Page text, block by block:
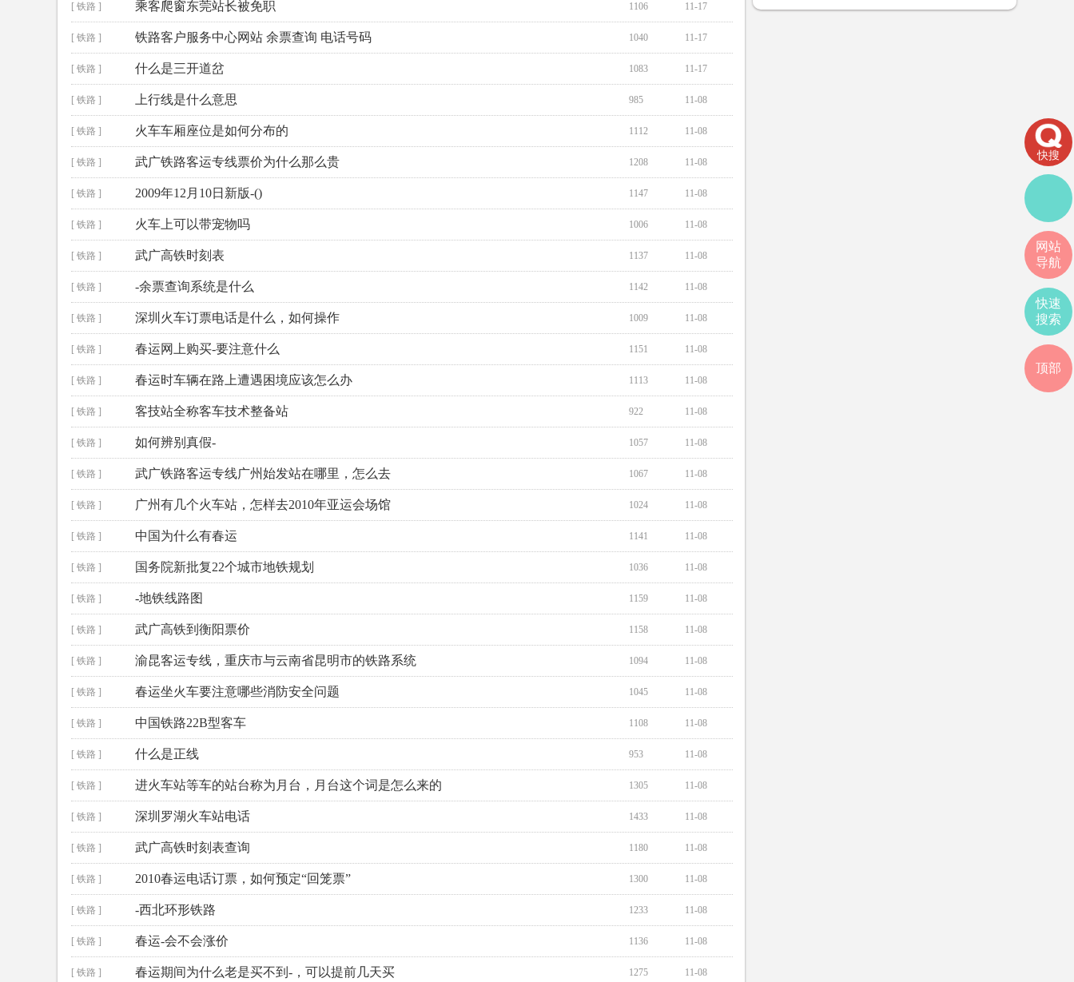
[ 铁路 ] 乘客爬窗东莞站长被免职 11-17
1106
[ 铁路 ] 铁路客户服务中心网站 余票查询 电话号码 11-17
1040
[ 铁路 ] 什么是三开道岔 11-17
1083
[ 铁路 ] 上行线是什么意思 11-08
985
[ 铁路 ] 火车车厢座位是如何分布的 11-08
1112
[ 铁路 ] 武广铁路客运专线票价为什么那么贵 11-08
1208
[ 铁路 ] 2009年12月10日新版-() 11-08
1147
[ 铁路 ] 火车上可以带宠物吗 11-08
1006
[ 铁路 ] 武广高铁时刻表 11-08
1137
[ 铁路 ] -余票查询系统是什么 11-08
1142
[ 铁路 ] 深圳火车订票电话是什么，如何操作 11-08
1009
[ 铁路 ] 春运网上购买-要注意什么 11-08
1151
[ 铁路 ] 春运时车辆在路上遭遇困境应该怎么办 11-08
1113
[ 铁路 ] 客技站全称客车技术整备站 11-08
922
[ 铁路 ] 如何辨别真假- 11-08
1057
[ 铁路 ] 武广铁路客运专线广州始发站在哪里，怎么去 11-08
1067
[ 铁路 ] 广州有几个火车站，怎样去2010年亚运会场馆 11-08
1024
[ 铁路 ] 中国为什么有春运 11-08
1141
[ 铁路 ] 国务院新批复22个城市地铁规划 11-08
1036
[ 铁路 ] -地铁线路图 11-08
1159
[ 铁路 ] 武广高铁到衡阳票价 11-08
1158
[ 铁路 ] 渝昆客运专线，重庆市与云南省昆明市的铁路系统 11-08
1094
[ 铁路 ] 春运坐火车要注意哪些消防安全问题 11-08
1045
[ 铁路 ] 中国铁路22B型客车 11-08
1108
[ 铁路 ] 什么是正线 11-08
953
[ 铁路 ] 进火车站等车的站台称为月台，月台这个词是怎么来的 11-08
1305
[ 铁路 ] 深圳罗湖火车站电话 11-08
1433
[ 铁路 ] 武广高铁时刻表查询 11-08
1180
[ 铁路 ] 2010春运电话订票，如何预定“回笼票” 11-08
1300
[ 铁路 ] -西北环形铁路 11-08
1233
[ 铁路 ] 春运-会不会涨价 11-08
1136
[ 铁路 ] 春运期间为什么老是买不到-，可以提前几天买 11-08
1275
快搜
网站
导航
快速
搜索
顶部